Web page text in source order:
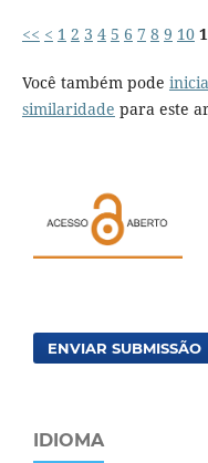
<< < 1 2 3 4 5 6 7 8 9 10
Você também pode
similaridade para este
ENVIAR SUBMISSÃO
IDIOMA